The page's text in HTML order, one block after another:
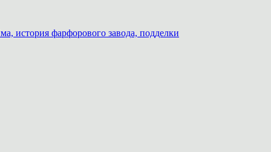
история фарфорового завода, подделки